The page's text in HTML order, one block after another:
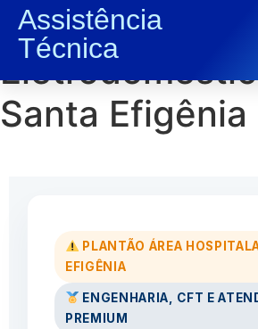
Assistência
Técnica
Conserto de
Santa Efigênia
PLANTÃO ÁREA
EFIGÊNIA
ENGENHARIA, CFT E
PREMIUM